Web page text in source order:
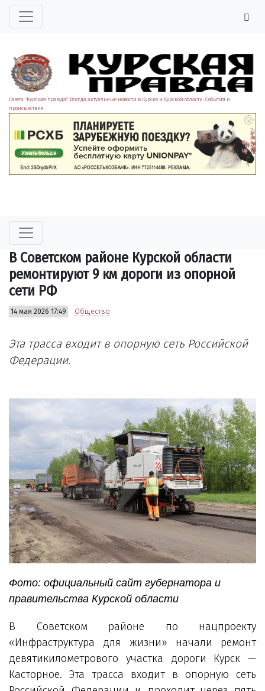
Газета "Курская правда". Всегда актуальные новости в Курске и Курской области. События и
происшествия.
В Советском районе Курской области
ремонтируют 9 км дороги из опорной
сети РФ
14 мая 2026 17:49 Общество
Эта трасса входит в опорную сеть Российской
Федерации.
Фото: официальный сайт губернатора и
правительства Курской области
В Советском районе по нацпроекту
«Инфраструктура для жизни» начали ремонт
девятикилометрового участка дороги Курск —
Касторное. Эта трасса входит в опорную сеть